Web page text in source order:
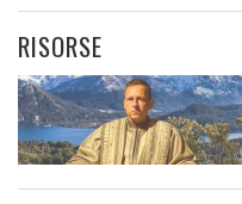
RISORSE